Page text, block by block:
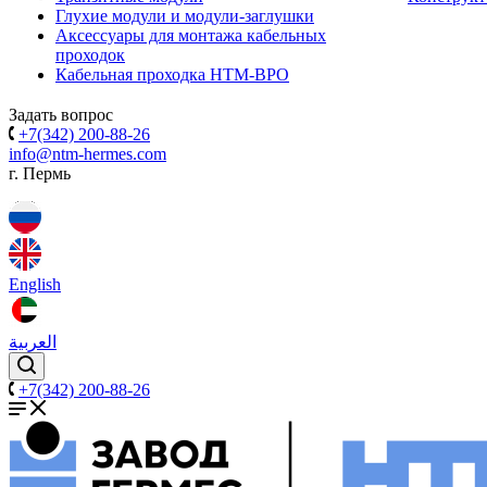
Глухие модули и модули-заглушки
Аксессуары для монтажа кабельных
проходок
Кабельная проходка НТМ-ВРО
Задать вопрос
+7(342) 200-88-26
info@ntm-hermes.com
г. Пермь
English
العربية
+7(342) 200-88-26